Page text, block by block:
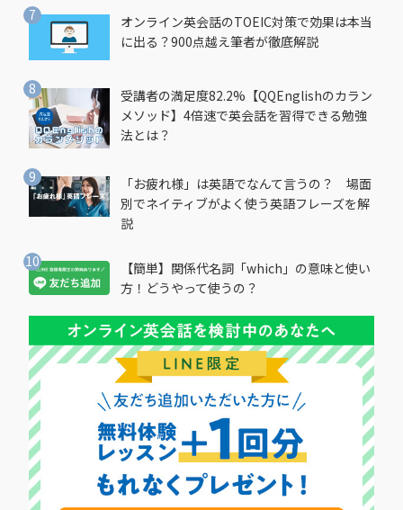
オンライン英会話のTOEIC対策で効果は本当
に出る？900点越え筆者が徹底解説
受講者の満足度82.2%【QQEnglishのカラン
メソッド】4倍速で英会話を習得できる勉強
法とは？
「お疲れ様」は英語でなんて言うの？ 場面
別でネイティブがよく使う英語フレーズを解
説
【簡単】関係代名詞「which」の意味と使い
方！どうやって使うの？